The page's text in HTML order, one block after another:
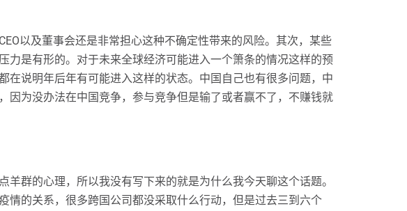
以及董事会还是非常担心这种不确定性带来的风险。其次，某些
是有形的。对于未来全球经济可能进入一个箫条的情况这样的预
说明年后年有可能进入这样的状态。中国自己也有很多问题，中
因为没办法在中国竞争，参与竞争但是输了或者赢不了，不赚钱就
群的心理，所以我没有写下来的就是为什么我今天聊这个话题。
情的关系，很多跨国公司都没采取什么行动，但是过去三到六个